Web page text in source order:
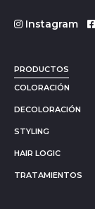
Instagram
PRODUCTOS
COLORACIÓN
DECOLORACIÓN
STYLING
HAIR LOGIC
TRATAMIENTOS